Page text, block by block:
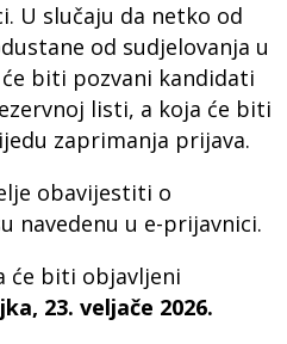
U slučaju da netko od
od sudjelovanja u
biti pozvani kandidati
listi, a koja će biti
zaprimanja prijava.
obavijestiti o
navedenu u e-prijavnici.
će biti objavljeni
23. veljače 2026.